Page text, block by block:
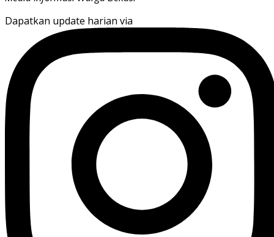
Dapatkan update harian via